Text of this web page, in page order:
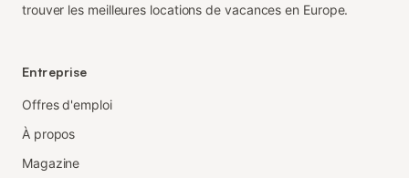
trouver les meilleures locations de vacances en Europe.
Entreprise
Offres d'emploi
À propos
Magazine